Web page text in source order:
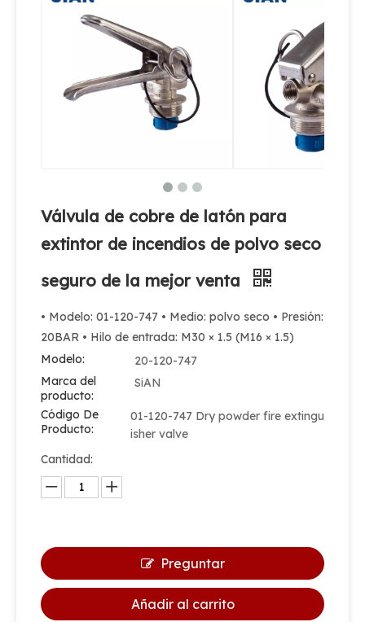
Válvula de extintor de polvo seco portátil de latón Válvula forjada de aleación de cobre y latón confiable para extintor de incendios de CO2
Válvula de cobre de latón para
extintor de incendios de polvo seco
seguro de la mejor venta
• Modelo: 01-120-747 • Medio: polvo seco • Presión:
20BAR • Hilo de entrada: M30 × 1.5 (M16 × 1.5)
Modelo:
20-120-747
Marca del
producto:
SiAN
Código De
Producto:
01-120-747 Dry powder fire extingu
isher valve
Cantidad:
Preguntar
Añadir al carrito